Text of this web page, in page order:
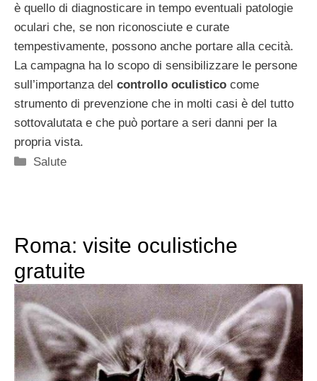
è quello di diagnosticare in tempo eventuali patologie
oculari che, se non riconosciute e curate
tempestivamente, possono anche portare alla cecità.
La campagna ha lo scopo di sensibilizzare le persone
sull’importanza del controllo oculistico come
strumento di prevenzione che in molti casi è del tutto
sottovalutata e che può portare a seri danni per la
propria vista.
Categorie
Salute
Roma: visite oculistiche
gratuite